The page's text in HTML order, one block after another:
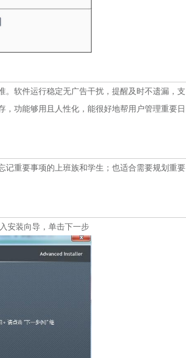
软件运行稳定无广告干扰，提醒及时不遗漏，支
功能够用且人性化，能很好地帮用户管理重要日
记重要事项的上班族和学生；也适合需要规划重要
安装向导，单击下一步